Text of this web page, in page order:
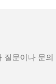
문이나 문